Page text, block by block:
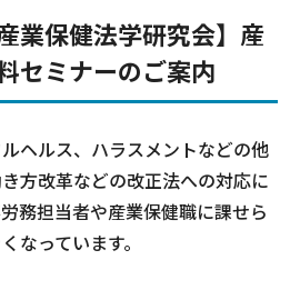
業保健法学研究会】産
セミナーのご案内
ヘルス、ハラスメントなどの他
方改革などの改正法への対応に
務担当者や産業保健職に課せら
なっています。